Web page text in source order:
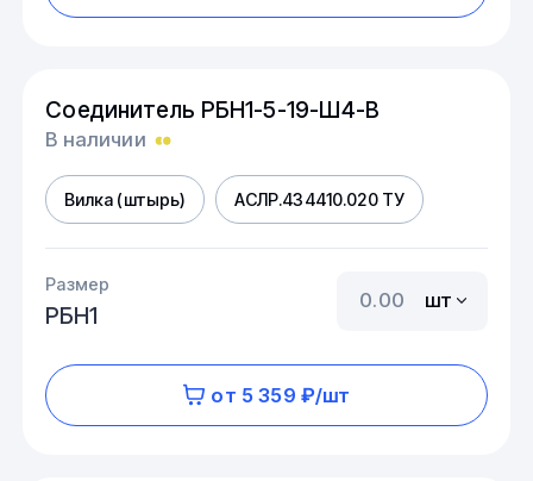
Соединитель РБН1-5-19-Ш4-В
В наличии
Вилка (штырь) АСЛР.434410.020 ТУ
Размер
РБН1
шт
от 5 359 ₽/шт